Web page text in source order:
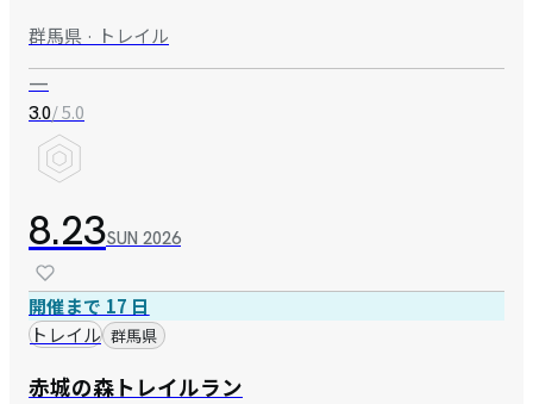
群馬県 · トレイル
—
3.0/ 5.0
8.23SUN 2026
開催まで 17 日
トレイル 群馬県
赤城の森トレイルラン